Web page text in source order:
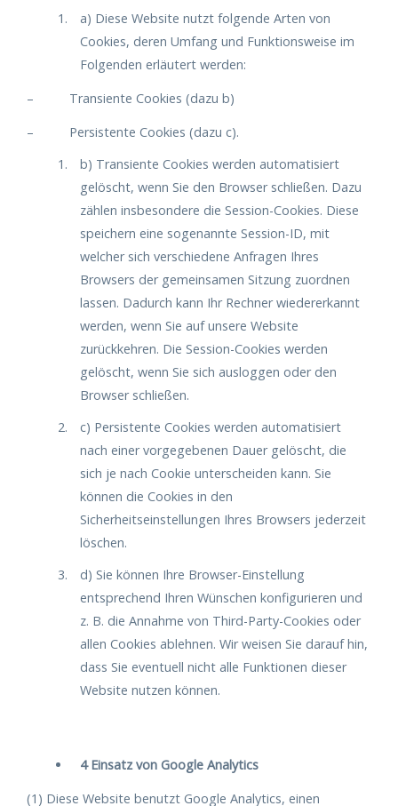
a) Diese Website nutzt folgende Arten von
Cookies, deren Umfang und Funktionsweise im
Folgenden erläutert werden:
– Transiente Cookies (dazu b)
– Persistente Cookies (dazu c).
b) Transiente Cookies werden automatisiert
gelöscht, wenn Sie den Browser schließen. Dazu
zählen insbesondere die Session-Cookies. Diese
speichern eine sogenannte Session-ID, mit
welcher sich verschiedene Anfragen Ihres
Browsers der gemeinsamen Sitzung zuordnen
lassen. Dadurch kann Ihr Rechner wiedererkannt
werden, wenn Sie auf unsere Website
zurückkehren. Die Session-Cookies werden
gelöscht, wenn Sie sich ausloggen oder den
Browser schließen.
c) Persistente Cookies werden automatisiert
nach einer vorgegebenen Dauer gelöscht, die
sich je nach Cookie unterscheiden kann. Sie
können die Cookies in den
Sicherheitseinstellungen Ihres Browsers jederzeit
löschen.
d) Sie können Ihre Browser-Einstellung
entsprechend Ihren Wünschen konfigurieren und
z. B. die Annahme von Third-Party-Cookies oder
allen Cookies ablehnen. Wir weisen Sie darauf hin,
dass Sie eventuell nicht alle Funktionen dieser
Website nutzen können.
4 Einsatz von Google Analytics
(1) Diese Website benutzt Google Analytics, einen